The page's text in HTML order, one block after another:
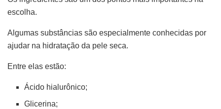
escolha.
Algumas substâncias são especialmente conhecidas por
ajudar na hidratação da pele seca.
Entre elas estão:
Ácido hialurônico;
Glicerina;